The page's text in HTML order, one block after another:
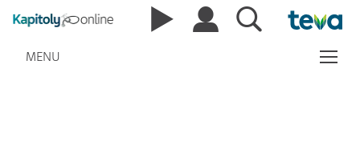
MENU